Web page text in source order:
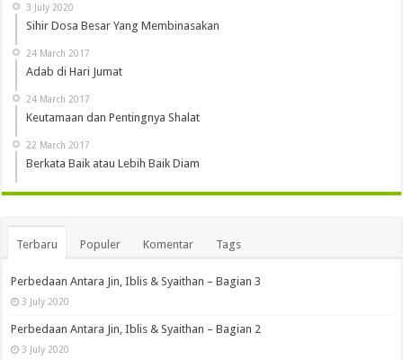
3 July 2020
Sihir Dosa Besar Yang Membinasakan
24 March 2017
Adab di Hari Jumat
24 March 2017
Keutamaan dan Pentingnya Shalat
22 March 2017
Berkata Baik atau Lebih Baik Diam
Terbaru Populer Komentar Tags
Perbedaan Antara Jin, Iblis & Syaithan – Bagian 3
3 July 2020
Perbedaan Antara Jin, Iblis & Syaithan – Bagian 2
3 July 2020